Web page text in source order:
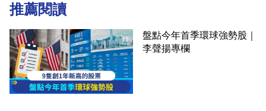
推薦閱讀
盤點今年首季環球強勢股｜
李聲揚專欄